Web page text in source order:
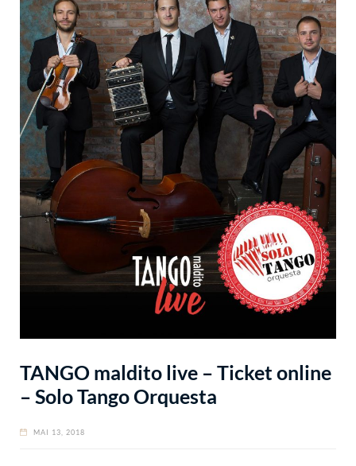
TANGO maldito live – Ticket online
– Solo Tango Orquesta
MAI 13, 2018